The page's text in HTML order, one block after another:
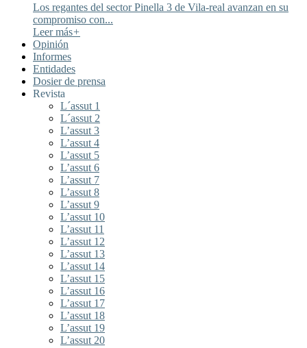
Los regantes del sector Pinella 3 de Vila-real avanzan en su
compromiso con...
Leer más+
Opinión
Informes
Entidades
Dosier de prensa
Revista
L´assut 1
L´assut 2
L’assut 3
L’assut 4
L’assut 5
L’assut 6
L’assut 7
L’assut 8
L’assut 9
L’assut 10
L’assut 11
L’assut 12
L’assut 13
L’assut 14
L’assut 15
L’assut 16
L’assut 17
L’assut 18
L’assut 19
L’assut 20